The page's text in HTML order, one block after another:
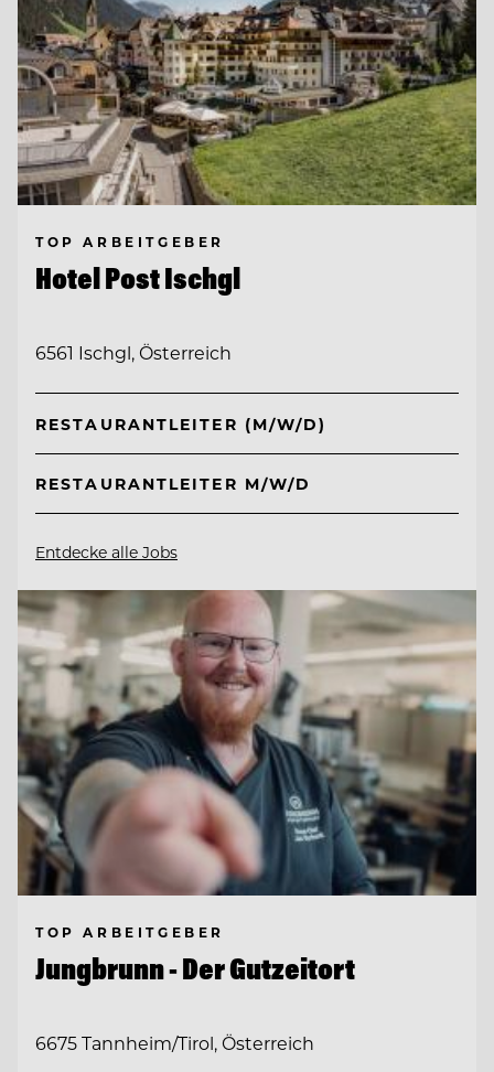
TOP ARBEITGEBER
Hotel Post Ischgl
6561 Ischgl, Österreich
RESTAURANTLEITER (M/W/D)
RESTAURANTLEITER M/W/D
Entdecke alle Jobs
TOP ARBEITGEBER
Jungbrunn - Der Gutzeitort
6675 Tannheim/Tirol, Österreich